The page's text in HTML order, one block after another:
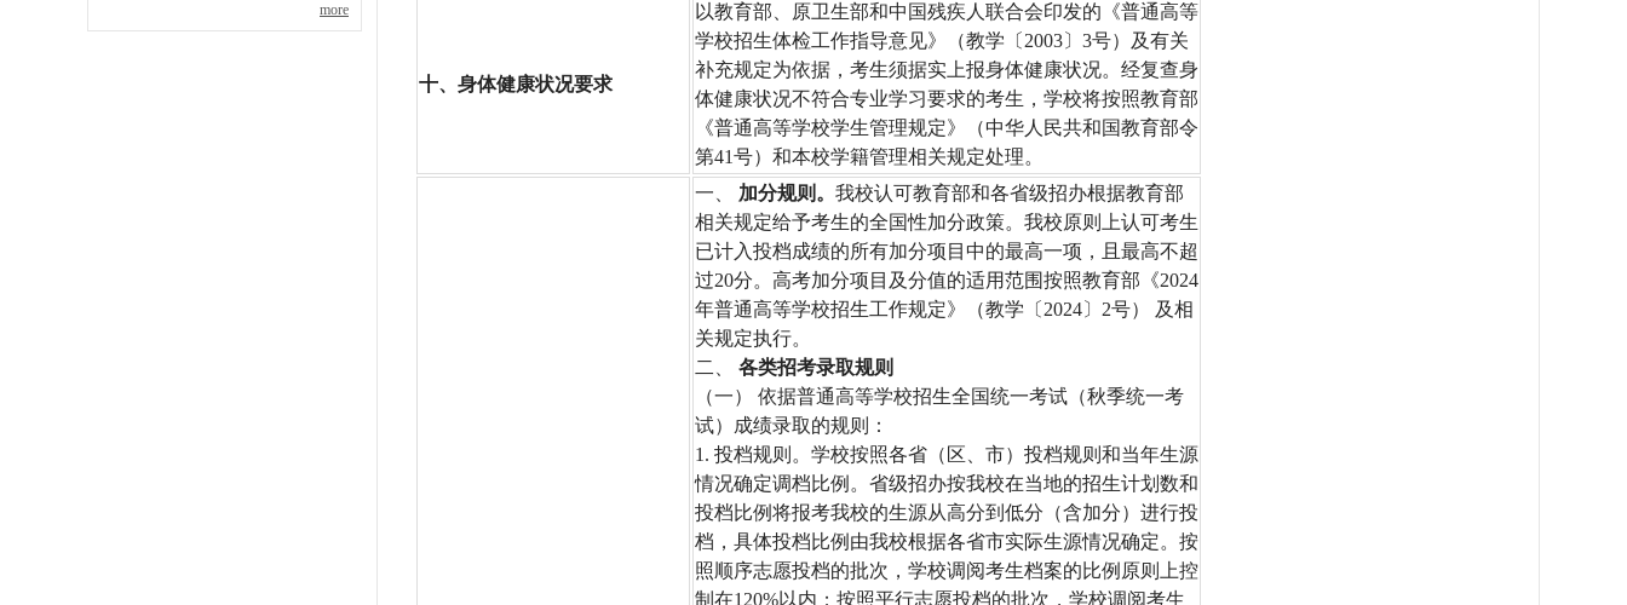
more
十、身体健康状况要求
以教育部、原卫生部和中国残疾人联合会印发的《普通高等
学校招生体检工作指导意见》（教学〔2003〕3号）及有关
补充规定为依据，考生须据实上报身体健康状况。经复查身
体健康状况不符合专业学习要求的考生，学校将按照教育部
《普通高等学校学生管理规定》（中华人民共和国教育部令
第41号）和本校学籍管理相关规定处理。
一、 加分规则。 我校认可教育部和各省级招办根据教育部
相关规定给予考生的全国性加分政策。我校原则上认可考生
已计入投档成绩的所有加分项目中的最高一项，且最高不超
过20分。高考加分项目及分值的适用范围按照教育部《2024
年普通高等学校招生工作规定》（教学〔2024〕2号） 及相
关规定执行。
二、 各类招考录取规则
（一） 依据普通高等学校招生全国统一考试（秋季统一考
试）成绩录取的规则：
1. 投档规则。学校按照各省（区、市）投档规则和当年生源
情况确定调档比例。省级招办按我校在当地的招生计划数和
投档比例将报考我校的生源从高分到低分（含加分）进行投
档，具体投档比例由我校根据各省市实际生源情况确定。按
照顺序志愿投档的批次，学校调阅考生档案的比例原则上控
制在120%以内；按照平行志愿投档的批次，学校调阅考生